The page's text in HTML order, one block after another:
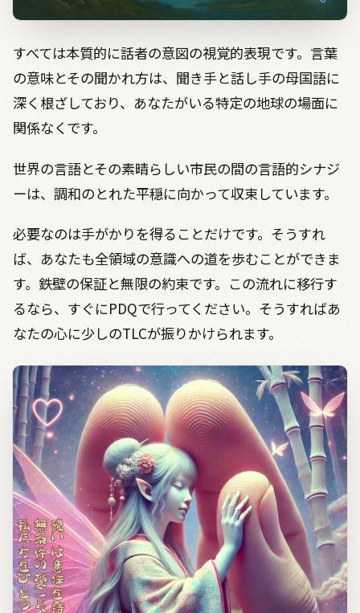
すべては本質的に話者の意図の視覚的表現です。言葉
の意味とその聞かれ方は、聞き手と話し手の母国語に
深く根ざしており、あなたがいる特定の地球の場面に
関係なくです。
世界の言語とその素晴らしい市民の間の言語的シナジ
ーは、調和のとれた平穏に向かって収束しています。
必要なのは手がかりを得ることだけです。そうすれ
ば、あなたも全領域の意識への道を歩むことができま
す。鉄壁の保証と無限の約束です。この流れに移行す
るなら、すぐにPDQで行ってください。そうすればあ
なたの心に少しのTLCが振りかけられます。